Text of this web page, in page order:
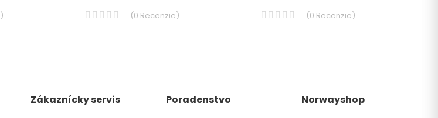
) (0 Recenzie) (0 Recenzie)
Zákaznícky servis Poradenstvo Norwayshop